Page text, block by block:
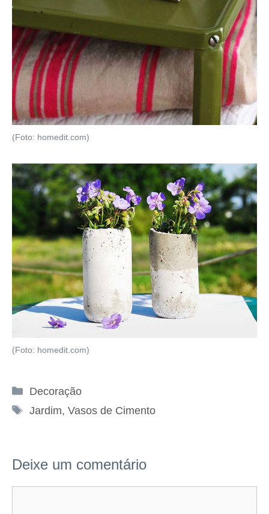
(Foto: homedit.com)
(Foto: homedit.com)
Categorias
Decoração
Tags
Jardim, Vasos de Cimento
Deixe um comentário